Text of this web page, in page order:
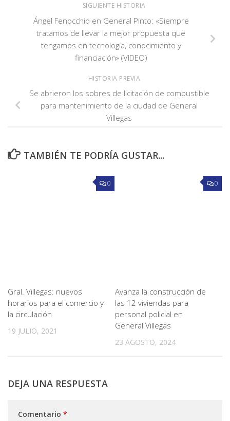
SIGUIENTE HISTORIA
Ángel Fenocchio en General Pinto: «Siempre
tratamos de llevar la mejor propuesta que
tengamos en tecnología, conocimiento y
financiación» (VIDEO)
HISTORIA PREVIA
Se abrieron los sobres de licitación de combustible
para mantenimiento de la ciudad de General
Villegas
TAMBIÉN TE PODRÍA GUSTAR...
0
Gral. Villegas: nuevos
horarios para el comercio y
la circulación
19 JULIO, 2021
0
Avanza la construcción de
las 12 viviendas para
personal policial en
General Villegas
23 AGOSTO, 2024
DEJA UNA RESPUESTA
Comentario *